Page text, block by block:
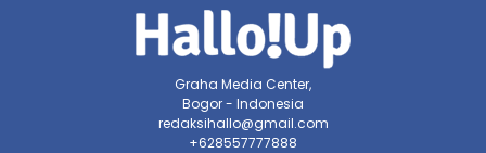
Graha Media Center,
Bogor - Indonesia
redaksihallo@gmail.com
+628557777888